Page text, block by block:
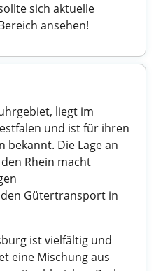
sich aktuelle
ansehen!
liegt im
und ist für ihren
bekannt. Die Lage an
Rhein macht
Gütertransport in
ist vielfältig und
eine Mischung aus